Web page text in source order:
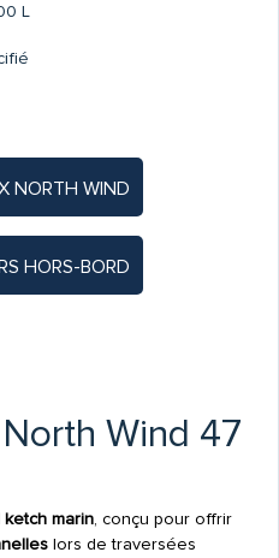
L
NORTH WIND
HORS-BORD
Wind 47
ketch marin, conçu pour offrir
lors de traversées